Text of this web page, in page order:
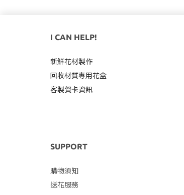
I CAN HELP!
新鮮花材製作
回收材質專用花盒
客製賀卡資訊
SUPPORT
購物須知
送花服務